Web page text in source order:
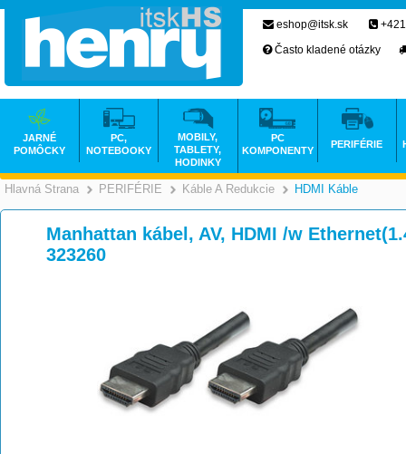
Hlavná Strana >
PERIFÉRIE >
Káble A Redukcie >
HDMI Káble
Manhattan kábel, AV, HDMI /w
323260
eshop@itsk.sk
Často kladené otázky
JARNÉ
POMÔCKY
PC,
NOTEBOOKY
MOBILY,
TABLETY,
HODINKY
PC
KOMPONENTY
PERIFÉRIE